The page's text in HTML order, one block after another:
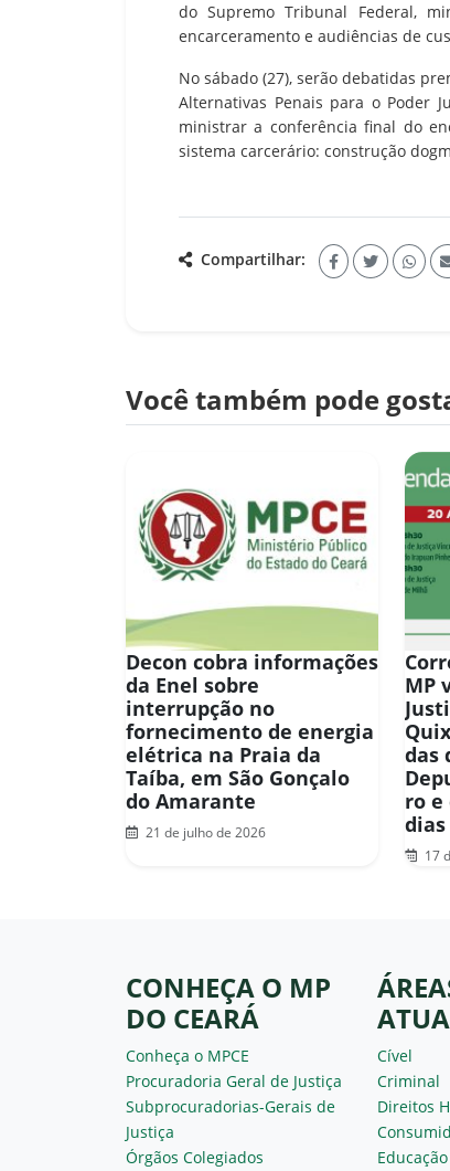
do Supremo Tribunal Federal,
encarceramento e audiências de
No sábado (27), serão debatidas
Alternativas Penais para o Poder
ministrar a conferência final do
sistema carcerário: construção
Compartilhar:
Você também pode
Decon cobra informações
da Enel sobre
interrupção no
fornecimento de energia
elétrica na Praia da
Taíba, em São Gonçalo
do Amarante
21 de julho de 2026
MP
das
ro e
17
CONHEÇA O MP
DO CEARÁ
Conheça o MPCE
Procuradoria Geral de Justiça
Subprocuradorias-Gerais de
Justiça
Órgãos Colegiados
Cível
Criminal
Direitos
Educação